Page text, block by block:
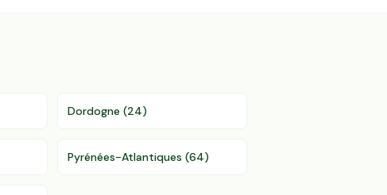
Dordogne (24)
Pyrénées-Atlantiques (64)